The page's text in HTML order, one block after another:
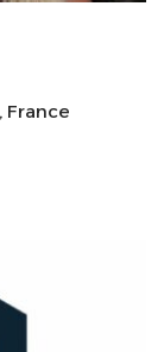
France